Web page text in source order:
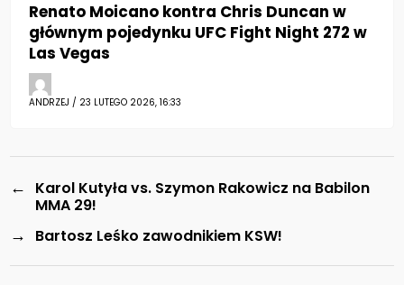
Renato Moicano kontra Chris Duncan w
głównym pojedynku UFC Fight Night 272 w
Las Vegas
ANDRZEJ / 23 LUTEGO 2026, 16:33
←
Karol Kutyła vs. Szymon Rakowicz na Babilon
MMA 29!
→ Bartosz Leśko zawodnikiem KSW!